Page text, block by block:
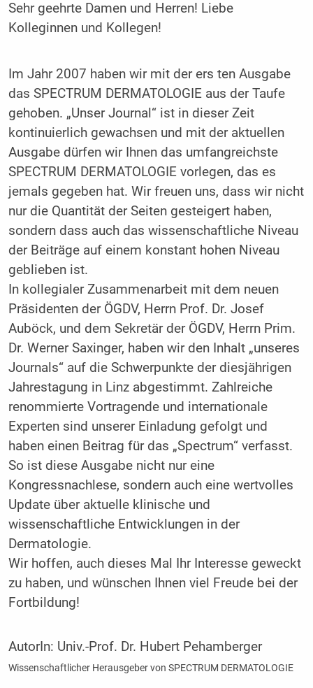
Sehr geehrte Damen und Herren! Liebe
Kolleginnen und Kollegen!
Im Jahr 2007 haben wir mit der ers ten Ausgabe
das SPECTRUM DERMATOLOGIE aus der Taufe
gehoben. „Unser Journal“ ist in dieser Zeit
kontinuierlich gewachsen und mit der aktuellen
Ausgabe dürfen wir Ihnen das umfangreichste
SPECTRUM DERMATOLOGIE vorlegen, das es
jemals gegeben hat. Wir freuen uns, dass wir nicht
nur die Quantität der Seiten gesteigert haben,
sondern dass auch das wissenschaftliche Niveau
der Beiträge auf einem konstant hohen Niveau
geblieben ist.
In kollegialer Zusammenarbeit mit dem neuen
Präsidenten der ÖGDV, Herrn Prof. Dr. Josef
Auböck, und dem Sekretär der ÖGDV, Herrn Prim.
Dr. Werner Saxinger, haben wir den Inhalt „unseres
Journals“ auf die Schwerpunkte der diesjährigen
Jahrestagung in Linz abgestimmt. Zahlreiche
renommierte Vortragende und internationale
Experten sind unserer Einladung gefolgt und
haben einen Beitrag für das „Spectrum“ verfasst.
So ist diese Ausgabe nicht nur eine
Kongressnachlese, sondern auch eine wertvolles
Update über aktuelle klinische und
wissenschaftliche Entwicklungen in der
Dermatologie.
Wir hoffen, auch dieses Mal Ihr Interesse geweckt
zu haben, und wünschen Ihnen viel Freude bei der
Fortbildung!
AutorIn: Univ.-Prof. Dr. Hubert Pehamberger
Wissenschaftlicher Herausgeber von SPECTRUM DERMATOLOGIE